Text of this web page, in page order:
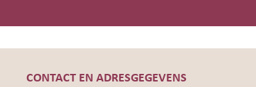
CONTACT EN ADRESGEGEVENS